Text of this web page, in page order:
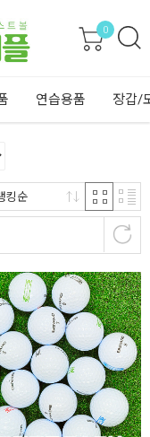
0
연습용품 장갑/
킹순